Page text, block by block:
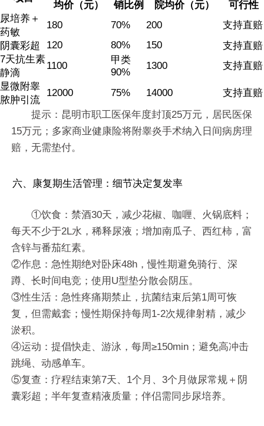
均价（元）
销比例
院均价（元）
可行性
尿培养＋
药敏
180 70% 200
支持直赔
阴囊彩超
120 80% 150
支持直赔
7天抗生素
静滴
1100
甲类
90%
1300
支持直赔
显微附睾
脓肿引流
12000 75% 14000
支持直赔
提示：昆明市职工医保年度封顶25万元，居民医保
15万元；多家商业健康险将附睾炎手术纳入日间病房理
赔，无需垫付。
六、康复期生活管理：细节决定复发率
①饮食：禁酒30天，减少花椒、咖喱、火锅底料；
每天不少于2L水，稀释尿液；增加南瓜子、西红柿，富
含锌与番茄红素。
②作息：急性期绝对卧床48h，慢性期避免骑行、深
蹲、长时间电竞；使用U型垫分散会阴压。
③性生活：急性疼痛期禁止，抗菌结束后第1周可恢
复，但需戴套；慢性期保持每周1-2次规律射精，减少
淤积。
④运动：提倡快走、游泳，每周≥150min；避免高冲击
跳绳、动感单车。
⑤复查：疗程结束第7天、1个月、3个月做尿常规＋阴
囊彩超；半年复查精液质量；伴侣需同步尿培养。